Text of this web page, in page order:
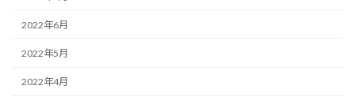
2022年6月
2022年5月
2022年4月